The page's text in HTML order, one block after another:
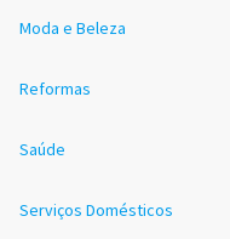
Moda e Beleza
Reformas
Saúde
Serviços Domésticos